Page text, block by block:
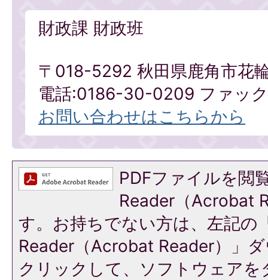
財政課 財政班
〒018-5292 秋田県鹿角市花
電話:0186-30-0209 ファッ
お問い合わせはこちらから
PDFファイルを閲
Reader（Acrobat
す。お持ちでない方は、左記の
Reader（Acrobat Reader）」
クリックして、ソフトウェア